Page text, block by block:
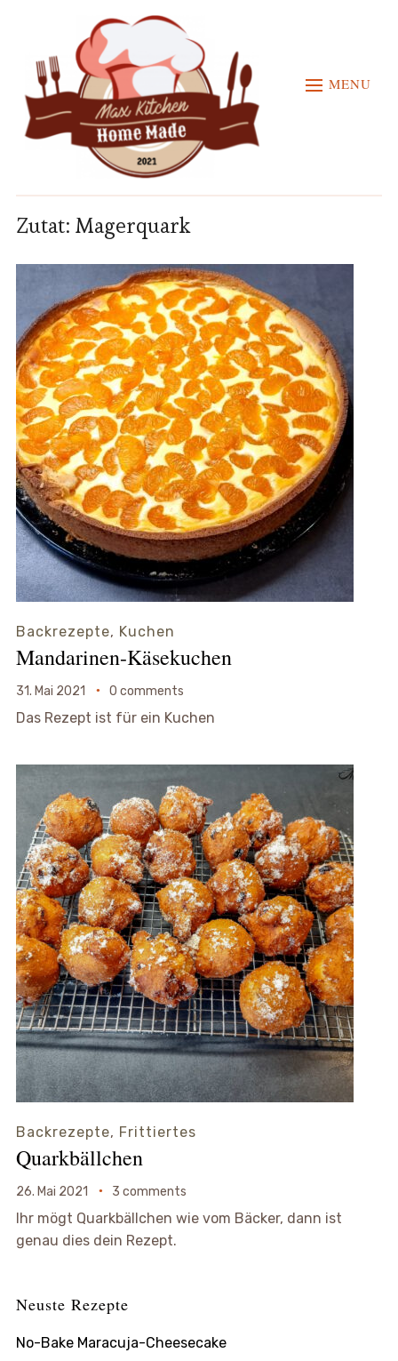
MENU
Zutat: Magerquark
Backrezepte, Kuchen
Mandarinen-Käsekuchen
31. Mai 2021 0 comments
Das Rezept ist für ein Kuchen
Backrezepte, Frittiertes
Quarkbällchen
26. Mai 2021 3 comments
Ihr mögt Quarkbällchen wie vom Bäcker, dann ist
genau dies dein Rezept.
Neuste Rezepte
No-Bake Maracuja-Cheesecake